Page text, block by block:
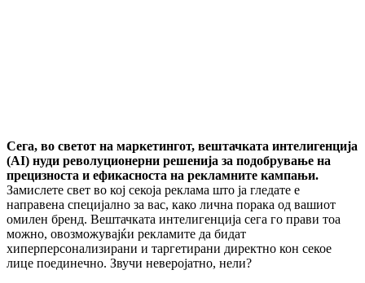
Сега, во светот на маркетингот, вештачката интелигенција
(AI) нуди револуционерни решенија за подобрување на
прецизноста и ефикасноста на рекламните кампањи.
Замислете свет во кој секоја реклама што ја гледате е
направена специјално за вас, како лична порака од вашиот
омилен бренд. Вештачката интелигенција сега го прави тоа
можно, овозможувајќи рекламите да бидат
хиперперсонализирани и таргетирани директно кон секое
лице поединечно. Звучи неверојатно, нели?